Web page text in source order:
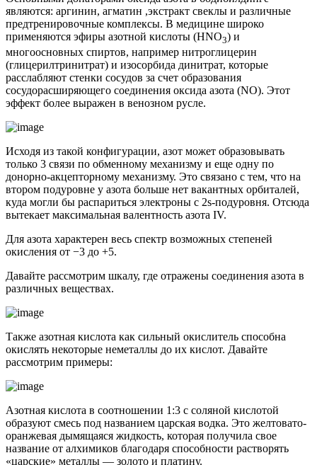
являются: аргинин, агматин ,экстракт свеклы и различные
предтренировочные комплексы. В медицине широко
применяются эфиры азотной кислоты (HNO3) и
многоосновных спиртов, например нитроглицерин
(глицерилтринитрат) и изосорбида динитрат, которые
расслабляют стенки сосудов за счет образования
сосудорасширяющего соединения оксида азота (NO). Этот
эффект более выражен в венозном русле.
Исходя из такой конфигурации, азот может образовывать
только 3 связи по обменному механизму и еще одну по
донорно-акцепторному механизму. Это связано с тем, что на
втором подуровне у азота больше нет вакантных орбиталей,
куда могли бы распариться электроны с 2s-подуровня. Отсюда
вытекает максимальная валентность азота IV.
Для азота характерен весь спектр возможных степеней
окисления от −3 до +5.
Давайте рассмотрим шкалу, где отражены соединения азота в
различных веществах.
Также азотная кислота как сильный окислитель способна
окислять некоторые неметаллы до их кислот. Давайте
рассмотрим примеры:
Азотная кислота в соотношении 1:3 с соляной кислотой
образуют смесь под названием царская водка. Это желтовато-
оранжевая дымящаяся жидкость, которая получила свое
название от алхимиков благодаря способности растворять
«царские» металлы — золото и платину.